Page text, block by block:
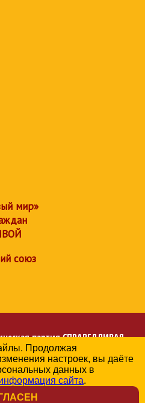
мир»
союз
партияСПРАВЕДЛИВАЯ
в Челябинской области
2026
персональных данных
Продолжая
настроек, вы даёте
данных в
сайта.